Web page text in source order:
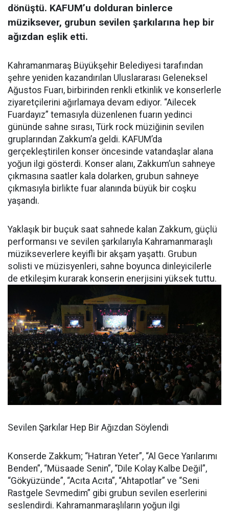
dönüştü. KAFUM’u dolduran binlerce
müziksever, grubun sevilen şarkılarına hep bir
ağızdan eşlik etti.
Kahramanmaraş Büyükşehir Belediyesi tarafından
şehre yeniden kazandırılan Uluslararası Geleneksel
Ağustos Fuarı, birbirinden renkli etkinlik ve konserlerle
ziyaretçilerini ağırlamaya devam ediyor. “Ailecek
Fuardayız” temasıyla düzenlenen fuarın yedinci
gününde sahne sırası, Türk rock müziğinin sevilen
gruplarından Zakkum’a geldi. KAFUM’da
gerçekleştirilen konser öncesinde vatandaşlar alana
yoğun ilgi gösterdi. Konser alanı, Zakkum’un sahneye
çıkmasına saatler kala dolarken, grubun sahneye
çıkmasıyla birlikte fuar alanında büyük bir coşku
yaşandı.
Yaklaşık bir buçuk saat sahnede kalan Zakkum, güçlü
performansı ve sevilen şarkılarıyla Kahramanmaraşlı
müzikseverlere keyifli bir akşam yaşattı. Grubun
solisti ve müzisyenleri, sahne boyunca dinleyicilerle
de etkileşim kurarak konserin enerjisini yüksek tuttu.
Sevilen Şarkılar Hep Bir Ağızdan Söylendi
Konserde Zakkum; “Hatıran Yeter”, “Al Gece Yarılarımı
Benden”, “Müsaade Senin”, “Dile Kolay Kalbe Değil”,
“Gökyüzünde”, “Acıta Acıta”, “Ahtapotlar” ve “Seni
Rastgele Sevmedim” gibi grubun sevilen eserlerini
seslendirdi. Kahramanmaraşlıların yoğun ilgi